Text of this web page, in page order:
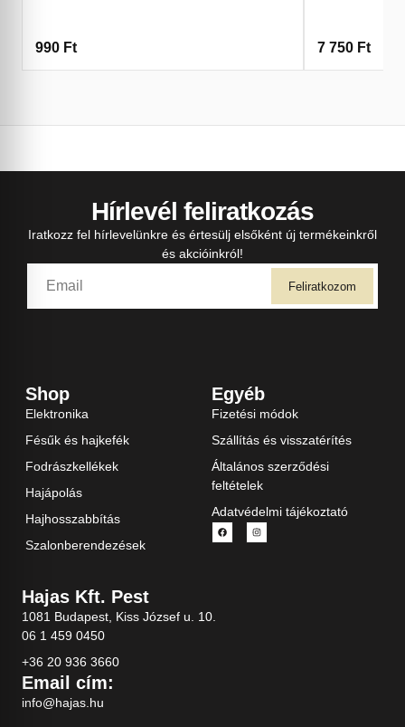
990 Ft 7 750 Ft
Hírlevél feliratkozás
Iratkozz fel hírlevelünkre és értesülj elsőként új termékeinkről
és akcióinkról!
Feliratkozom
Shop
Elektronika
Fésűk és hajkefék
Fodrászkellékek
Hajápolás
Hajhosszabbítás
Szalonberendezések
Egyéb
Fizetési módok
Szállítás és visszatérítés
Általános szerződési
feltételek
Adatvédelmi tájékoztató
Hajas Kft. Pest
1081 Budapest, Kiss József u. 10.
06 1 459 0450
+36 20 936 3660
Email cím:
info@hajas.hu